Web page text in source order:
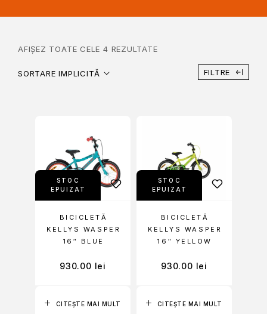
AFIȘEZ TOATE CELE 4 REZULTATE
SORTARE IMPLICITĂ FILTRE
STOC
EPUIZAT
CITEȘTE MAI MULT
BICICLETĂ
KELLYS WASPER
16″ BLUE
930.00 lei
STOC
EPUIZAT
CITEȘTE MAI MULT
BICICLETĂ
KELLYS WASPER
16″ YELLOW
930.00 lei